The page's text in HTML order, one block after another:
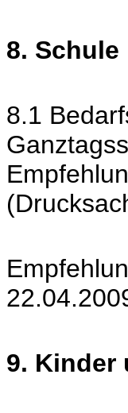
8. Schule
8.1
9. Kinder